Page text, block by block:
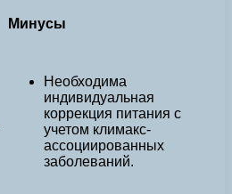
Минусы
Необходима
индивидуальная
коррекция питания с
учетом климакс-
ассоциированных
заболеваний.